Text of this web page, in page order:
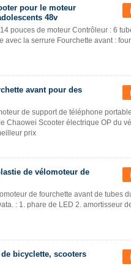
pour le moteur
48v
pouces de moteur Contrôleur : 6
avec la serrure Fourchette avant :
avant pour des
de support de téléphone
Chaowei Scooter électrique OP du
prix
de vélomoteur de
de fourchette avant de tubes
: 1. phare de LED 2. amortisseur
bicyclette, scooters